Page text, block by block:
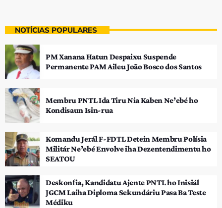
NOTÍCIAS POPULARES
PM Xanana Hatun Despaixu Suspende
Permanente PAM Aileu João Bosco dos Santos
Membru PNTL Ida Tiru Nia Kaben Ne’ebé ho
Kondisaun Isin-rua
Komandu Jerál F-FDTL Detein Membru Polísia
Militár Ne’ebé Envolve iha Dezentendimentu ho
SEATOU
Deskonfia, Kandidatu Ajente PNTL ho Inisiál
JGCM Laiha Diploma Sekundáriu Pasa Ba Teste
Médiku